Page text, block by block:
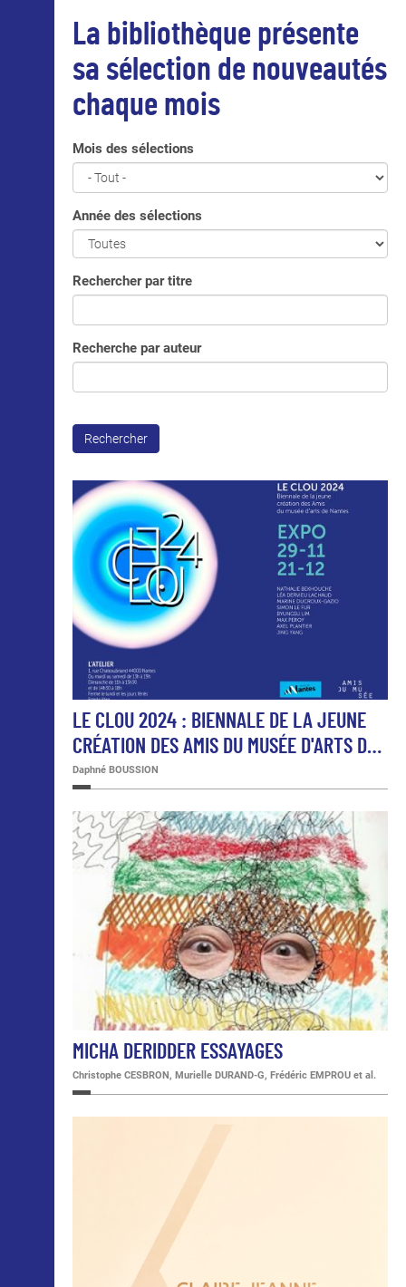
La bibliothèque présente
sa sélection de nouveautés
chaque mois
Mois des sélections
Année des sélections
Rechercher par titre
Recherche par auteur
Rechercher
LE CLOU 2024 : BIENNALE DE LA JEUNE
CRÉATION DES AMIS DU MUSÉE D'ARTS D…
Daphné BOUSSION
MICHA DERIDDER ESSAYAGES
Christophe CESBRON, Murielle DURAND-G, Frédéric EMPROU et al.